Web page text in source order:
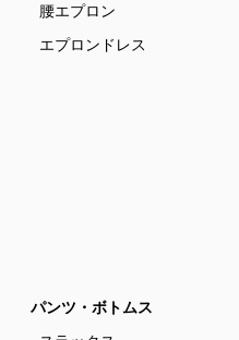
腰エプロン
エプロンドレス
パンツ・ボトムス